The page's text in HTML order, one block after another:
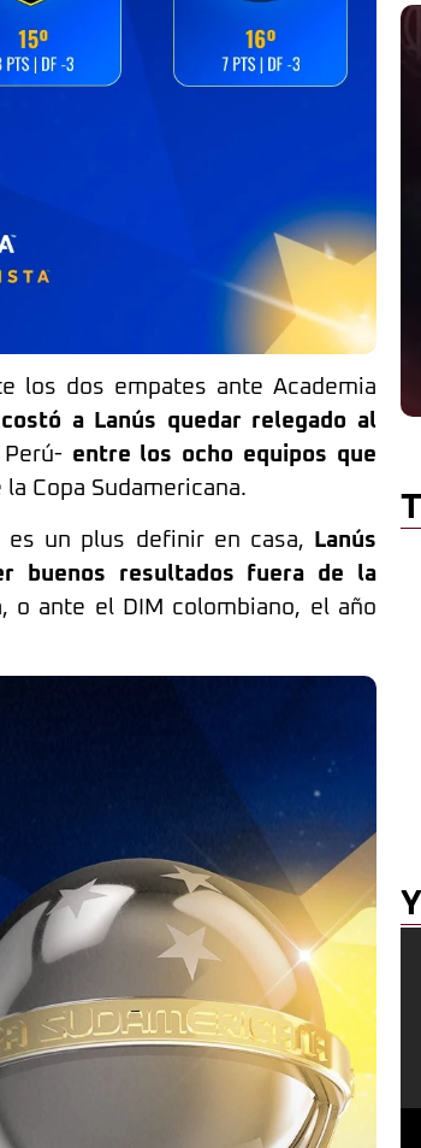
los dos empates ante Academia
a Lanús quedar relegado al
entre los ocho equipos que
Copa Sudamericana.
un plus definir en casa,
Lanús
buenos resultados fuera de la
o ante el DIM colombiano, el año